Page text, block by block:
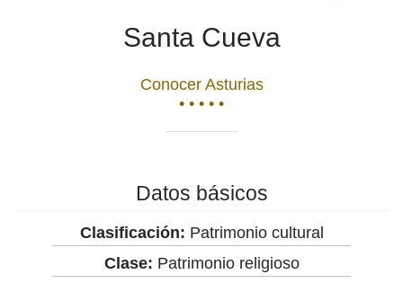
Santa Cueva
Conocer Asturias
• • • • •
Datos básicos
Clasificación: Patrimonio cultural
Clase: Patrimonio religioso